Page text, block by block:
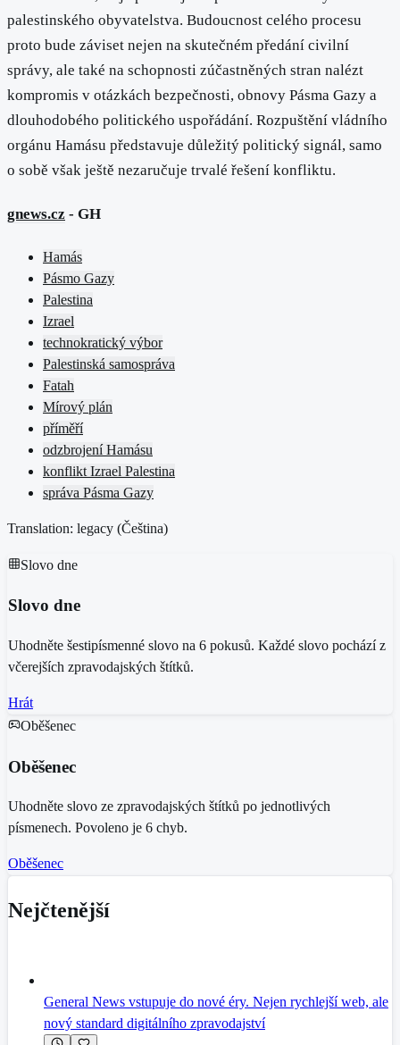
palestinského obyvatelstva. Budoucnost celého procesu
proto bude záviset nejen na skutečném předání civilní
správy, ale také na schopnosti zúčastněných stran nalézt
kompromis v otázkách bezpečnosti, obnovy Pásma Gazy a
dlouhodobého politického uspořádání. Rozpuštění vládního
orgánu Hamásu představuje důležitý politický signál, samo
o sobě však ještě nezaručuje trvalé řešení konfliktu.
gnews.cz - GH
Hamás
Pásmo Gazy
Palestina
Izrael
technokratický výbor
Palestinská samospráva
Fatah
Mírový plán
příměří
odzbrojení Hamásu
konflikt Izrael Palestina
správa Pásma Gazy
Translation: legacy (Čeština)
Slovo dne
Slovo dne
Uhodněte šestipísmenné slovo na 6 pokusů. Každé slovo pochází z
včerejších zpravodajských štítků.
Hrát
Oběšenec
Oběšenec
Uhodněte slovo ze zpravodajských štítků po jednotlivých
písmenech. Povoleno je 6 chyb.
Oběšenec
Nejčtenější
General News vstupuje do nové éry. Nejen rychlejší web, ale
nový standard digitálního zpravodajství